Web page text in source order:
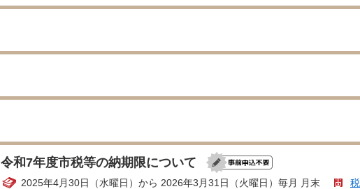
令和7年度市税等の納期限について
2025年4月30日（水曜日）から 2026年3月31日（火曜日）毎月 月末